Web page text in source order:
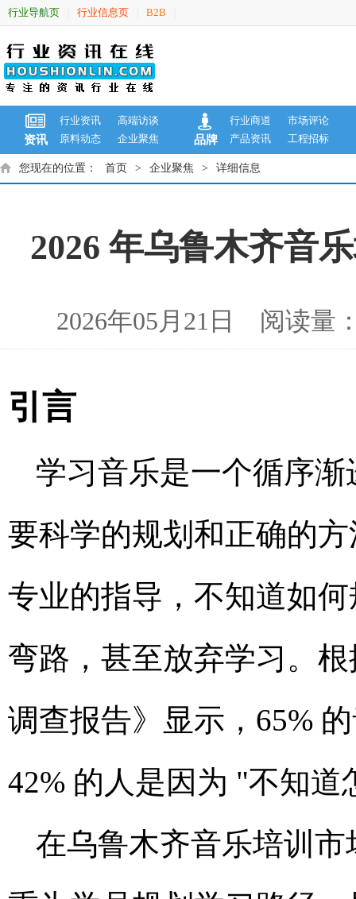
行业导航页 行业信息页 B2B
资讯
行业资讯
高端访谈
原料动态
企业聚焦 品牌
行业商道
市场评论
产品资讯
工程招标
您现在的位置： 首页 > 企业聚焦 > 详细信息
2026 年乌鲁木齐音
2026年05月21日 阅读
引言
学习音乐是一个循序
要科学的规划和正确的
专业的指导，不知道如
弯路，甚至放弃学习。
调查报告》显示，65%
42% 的人是因为 "不知
在乌鲁木齐音乐培训